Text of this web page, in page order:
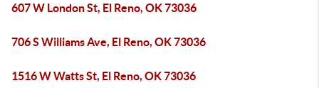
607 W London St, El Reno, OK 73036
706 S Williams Ave, El Reno, OK 73036
1516 W Watts St, El Reno, OK 73036